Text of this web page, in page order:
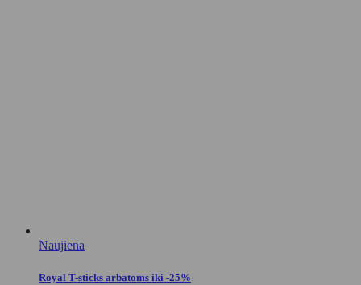
Naujiena
Royal T-sticks arbatoms iki -25%